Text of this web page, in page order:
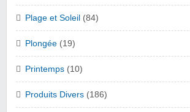
Plage et Soleil (84)
Plongée (19)
Printemps (10)
Produits Divers (186)